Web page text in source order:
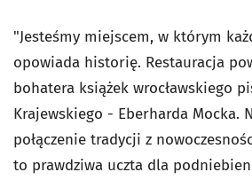
"Jesteśmy miejscem, w którym
opowiada historię. Restauracja
bohatera książek wrocławskiego
Krajewskiego - Eberharda Mocka.
połączenie tradycji z
to prawdziwa uczta dla